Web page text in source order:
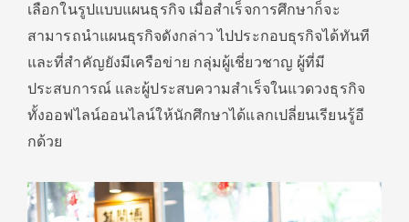
เลือกในรูปแบบแผนธุรกิจ เมื่อสำเร็จการศึกษาก็จะ
สามารถนำแผนธุรกิจดังกล่าว ไปประกอบธุรกิจได้ทันที
และที่สำคัญยังมีเครือข่าย กลุ่มผู้เชี่ยวชาญ ผู้ที่มี
ประสบการณ์ และผู้ประสบความสำเร็จในแวดวงธุรกิจ
ทั้งออฟไลน์ออนไลน์ให้นักศึกษาได้แลกเปลี่ยนเรียนรู้อี
กด้วย